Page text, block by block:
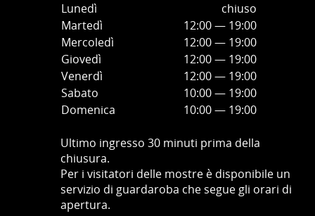
Lunedì
chiuso
Martedì
12:00 — 19:00
Mercoledì
12:00— 19:00
Giovedì
12:00— 19:00
Venerdì
12:00— 19:00
Sabato
10:00— 19:00
Domenica
10:00— 19:00
Ultimo ingresso 30 minuti prima della
chiusura.
Per i visitatori delle mostre è disponibile un
servizio di guardaroba che segue gli orari di
apertura.